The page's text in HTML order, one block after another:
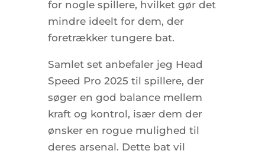
for nogle spillere, hvilket gør det
mindre ideelt for dem, der
foretrækker tungere bat.
Samlet set anbefaler jeg Head
Speed Pro 2025 til spillere, der
søger en god balance mellem
kraft og kontrol, især dem der
ønsker en rogue mulighed til
deres arsenal. Dette bat vil